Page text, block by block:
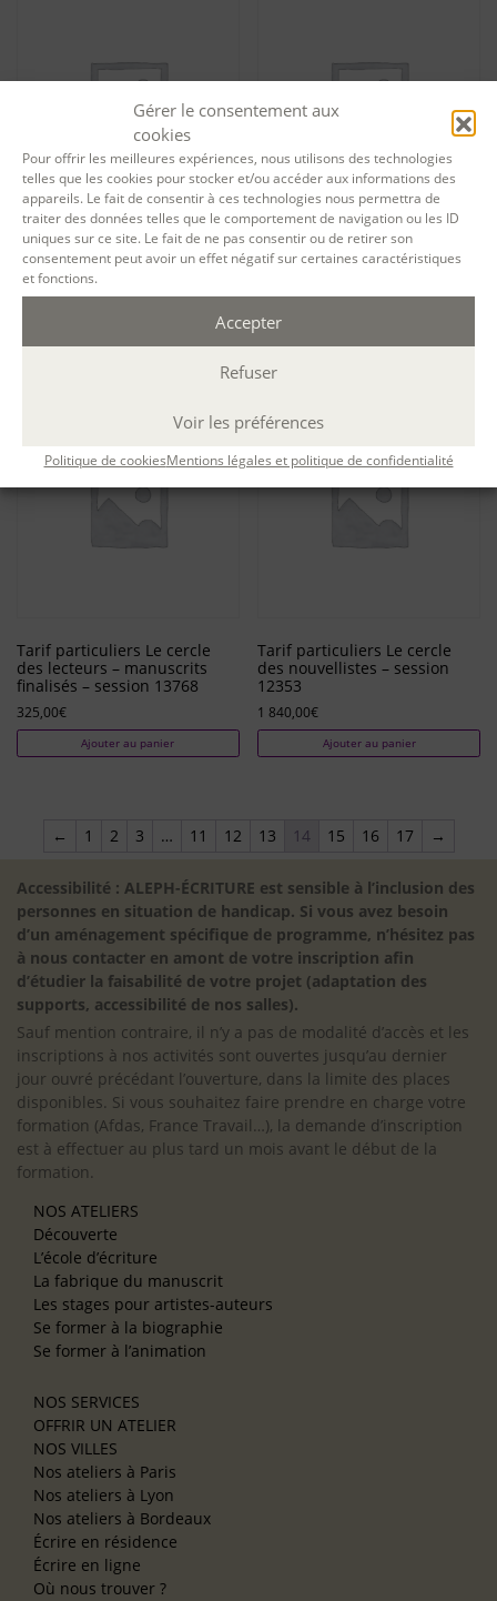
Gérer le consentement aux
cookies
Pour offrir les meilleures expériences, nous utilisons des technologies
telles que les cookies pour stocker et/ou accéder aux informations des
appareils. Le fait de consentir à ces technologies nous permettra de
traiter des données telles que le comportement de navigation ou les ID
uniques sur ce site. Le fait de ne pas consentir ou de retirer son
consentement peut avoir un effet négatif sur certaines caractéristiques
et fonctions.
Accepter
Refuser
Voir les préférences
Politique de cookiesMentions légales et politique de confidentialité
Tarif particuliers Le cercle
des contemporains – Session
3 – session 12928
Tarif particuliers Le cercle
des contemporains – Session
Tarif particuliers Le cercle
des lecteurs – manuscrits
finalisés – session 13768
325,00€
Ajouter au panier
Tarif particuliers Le cercle
des nouvellistes – session
12353
1 840,00€
Ajouter au panier
← 1 2 3 … 11 12 13 14 15 16 17 →
Accessibilité : ALEPH-ÉCRITURE est sensible à l’inclusion des
personnes en situation de handicap. Si vous avez besoin
d’un aménagement spécifique de programme, n’hésitez pas
à nous contacter en amont de votre inscription afin
d’étudier la faisabilité de votre projet (adaptation des
supports, accessibilité de nos salles).
Sauf mention contraire, il n’y a pas de modalité d’accès et les
inscriptions à nos activités sont ouvertes jusqu’au dernier
jour ouvré précédant l’ouverture, dans la limite des places
disponibles. Si vous souhaitez faire prendre en charge votre
formation (Afdas, France Travail…), la demande d’inscription
est à effectuer au plus tard un mois avant le début de la
formation.
NOS ATELIERS
Découverte
L’école d’écriture
La fabrique du manuscrit
Les stages pour artistes-auteurs
Se former à la biographie
Se former à l’animation
NOS SERVICES
OFFRIR UN ATELIER
NOS VILLES
Nos ateliers à Paris
Nos ateliers à Lyon
Nos ateliers à Bordeaux
Écrire en résidence
Écrire en ligne
Où nous trouver ?